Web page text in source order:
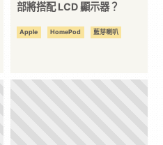
部將搭配 LCD 顯示器？
Apple HomePod 藍芽喇叭